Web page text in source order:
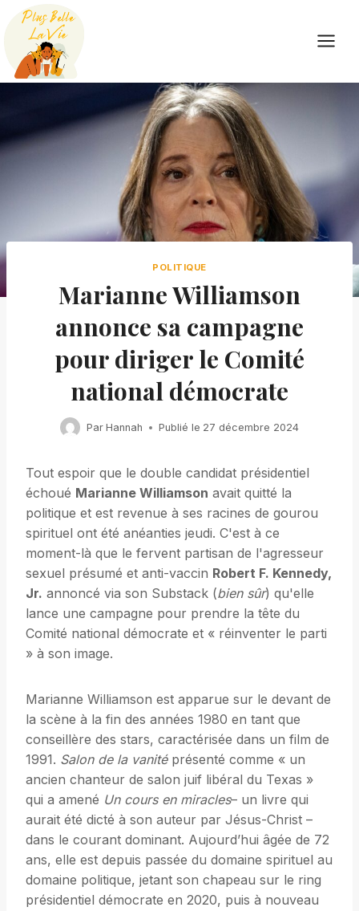
Skip
content
POLITIQUE
Marianne Williamson
annonce sa campagne
pour diriger le Comité
national démocrate
Par Hannah Publié le 27 décembre 2024
Tout espoir que le double candidat présidentiel
échoué Marianne Williamson avait quitté la
politique et est revenue à ses racines de gourou
spirituel ont été anéanties jeudi. C'est à ce
moment-là que le fervent partisan de l'agresseur
sexuel présumé et anti-vaccin Robert F. Kennedy,
Jr. annoncé via son Substack (bien sûr) qu'elle
lance une campagne pour prendre la tête du
Comité national démocrate et « réinventer le parti
» à son image.
Marianne Williamson est apparue sur le devant de
la scène à la fin des années 1980 en tant que
conseillère des stars, caractérisée dans un film de
1991. Salon de la vanitéprésenté comme « un
ancien chanteur de salon juif libéral du Texas »
qui a amené Un cours en miracles– un livre qui
aurait été dicté à son auteur par Jésus-Christ –
dans le courant dominant. Aujourd’hui âgée de 72
ans, elle est depuis passée du domaine spirituel au
domaine politique, jetant son chapeau sur le ring
présidentiel démocrate en 2020, puis à nouveau